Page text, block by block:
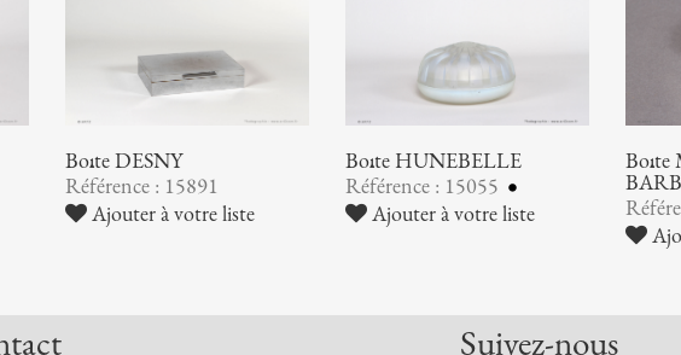
Boîte DESNY
Référence : 15891
Ajouter à votre liste
Boîte HUNEBELLE
Référence : 15055
Ajouter à votre liste
Boîte
Suivez-nous